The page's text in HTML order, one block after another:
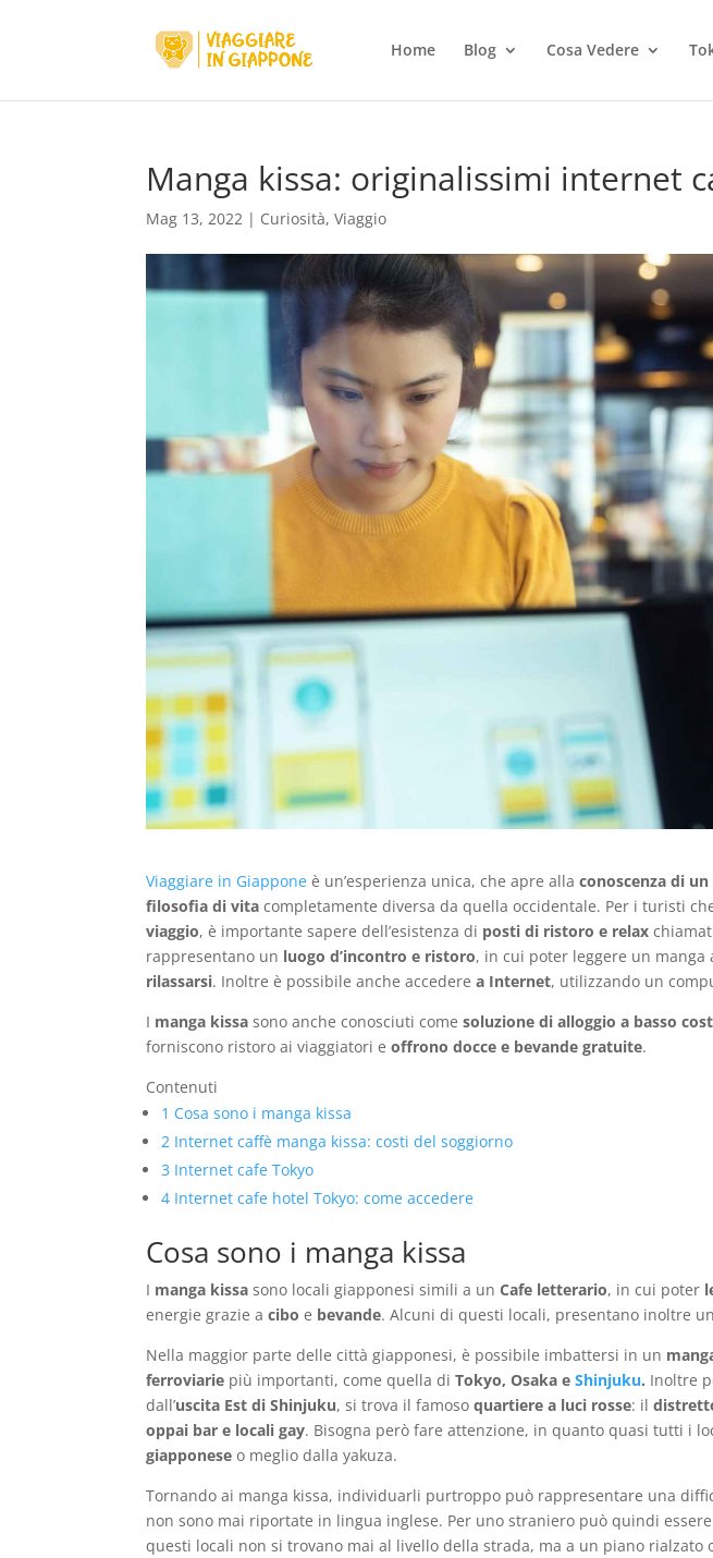
Home Blog Cosa Vedere
Manga kissa: originalissimi internet
Mag 13, 2022 | Curiosità,Viaggio
Viaggiare in Giappone è un’esperienza unica, che apre allaconoscenza di
filosofia di vitacompletamente diversa da quella occidentale. Per i turisti
viaggio, è importante sapere dell’esistenza di posti di ristoro e relax
rappresentano un luogo d’incontro e ristoro, in cui poter leggere un
rilassarsi. Inoltre è possibile anche accedere a Internet, utilizzando un
I manga kissa sono anche conosciuti comesoluzione di alloggio a basso
forniscono ristoro ai viaggiatori eoffrono docce e bevande gratuite.
Contenuti
1 Cosa sono i manga kissa
2 Internet caffè manga kissa: costi del soggiorno
3 Internet cafe Tokyo
4 Internet cafe hotel Tokyo: come accedere
Cosa sono i manga kissa
I manga kissa sono locali giapponesi simili a unCafe letterario, in cui poter
energie grazie acibo e bevande. Alcuni di questi locali, presentano inoltre
Nella maggior parte delle città giapponesi, è possibile imbattersi in un
ferroviarie più importanti, come quella diTokyo, Osaka eShinjuku. Inoltre
dall’uscita Est di Shinjuku, si trova il famosoquartiere a luci rosse: il
oppai bar e locali gay. Bisogna però fare attenzione, in quanto quasi tutti i
giapponese o meglio dalla yakuza.
Tornando ai manga kissa, individuarli purtroppo può rappresentare una
non sono mai riportate in lingua inglese. Per uno straniero può quindi
questi locali non si trovano mai al livello della strada, ma a un piano rialzato